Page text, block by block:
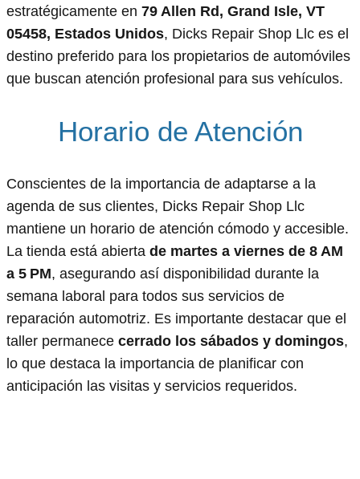
estratégicamente en 79 Allen Rd, Grand Isle, VT
05458, Estados Unidos, Dicks Repair Shop Llc es el
destino preferido para los propietarios de automóviles
que buscan atención profesional para sus vehículos.
Horario de Atención
Conscientes de la importancia de adaptarse a la
agenda de sus clientes, Dicks Repair Shop Llc
mantiene un horario de atención cómodo y accesible.
La tienda está abierta de martes a viernes de 8 AM
a 5 PM, asegurando así disponibilidad durante la
semana laboral para todos sus servicios de
reparación automotriz. Es importante destacar que el
taller permanece cerrado los sábados y domingos,
lo que destaca la importancia de planificar con
anticipación las visitas y servicios requeridos.